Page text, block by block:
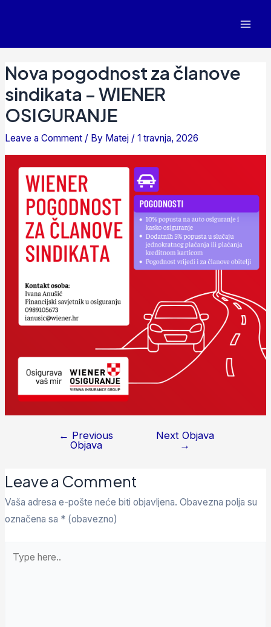
Nova pogodnost za članove
sindikata – WIENER
OSIGURANJE
Leave a Comment / By Matej /1 travnja, 2026
← Previous
Objava
Next Objava
→
Leave a Comment
Vaša adresa e-pošte neće biti objavljena. Obavezna polja su
označena sa * (obavezno)